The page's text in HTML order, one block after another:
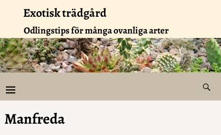
Exotisk trädgård
Odlingstips för många ovanliga arter
Manfreda